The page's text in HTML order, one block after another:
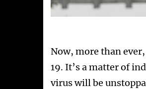
Now, more than
19. It’s a matter of
virus will be